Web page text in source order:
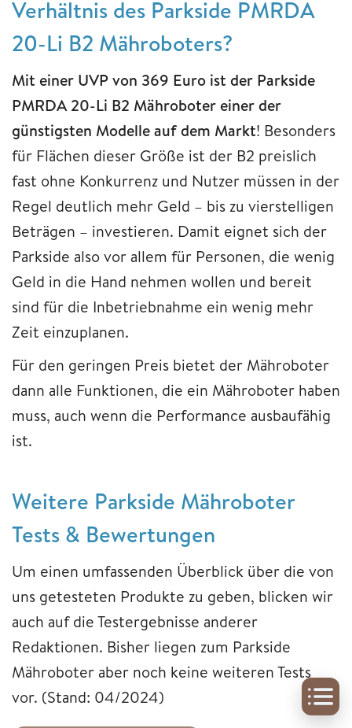
Verhältnis des Parkside PMRDA
20-Li B2 Mähroboters?
Mit einer UVP von 369 Euro ist der Parkside
PMRDA 20-Li B2 Mähroboter einer der
günstigsten Modelle auf dem Markt! Besonders
für Flächen dieser Größe ist der B2 preislich
fast ohne Konkurrenz und Nutzer müssen in der
Regel deutlich mehr Geld – bis zu vierstelligen
Beträgen – investieren. Damit eignet sich der
Parkside also vor allem für Personen, die wenig
Geld in die Hand nehmen wollen und bereit
sind für die Inbetriebnahme ein wenig mehr
Zeit einzuplanen.
Für den geringen Preis bietet der Mähroboter
dann alle Funktionen, die ein Mähroboter haben
muss, auch wenn die Performance ausbaufähig
ist.
Weitere Parkside Mähroboter
Tests & Bewertungen
Um einen umfassenden Überblick über die von
uns getesteten Produkte zu geben, blicken wir
auch auf die Testergebnisse anderer
Redaktionen. Bisher liegen zum Parkside
Mähroboter aber noch keine weiteren Tests
vor. (Stand: 04/2024)